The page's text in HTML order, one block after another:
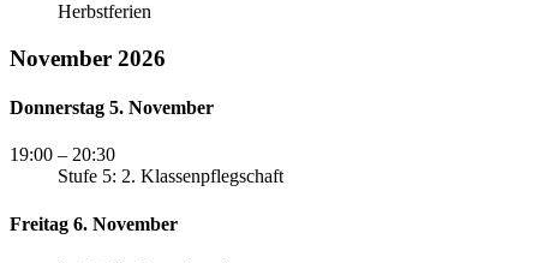
Herbstferien
November 2026
Donnerstag 5. November
19:00 – 20:30
Stufe 5: 2. Klassenpflegschaft
Freitag 6. November